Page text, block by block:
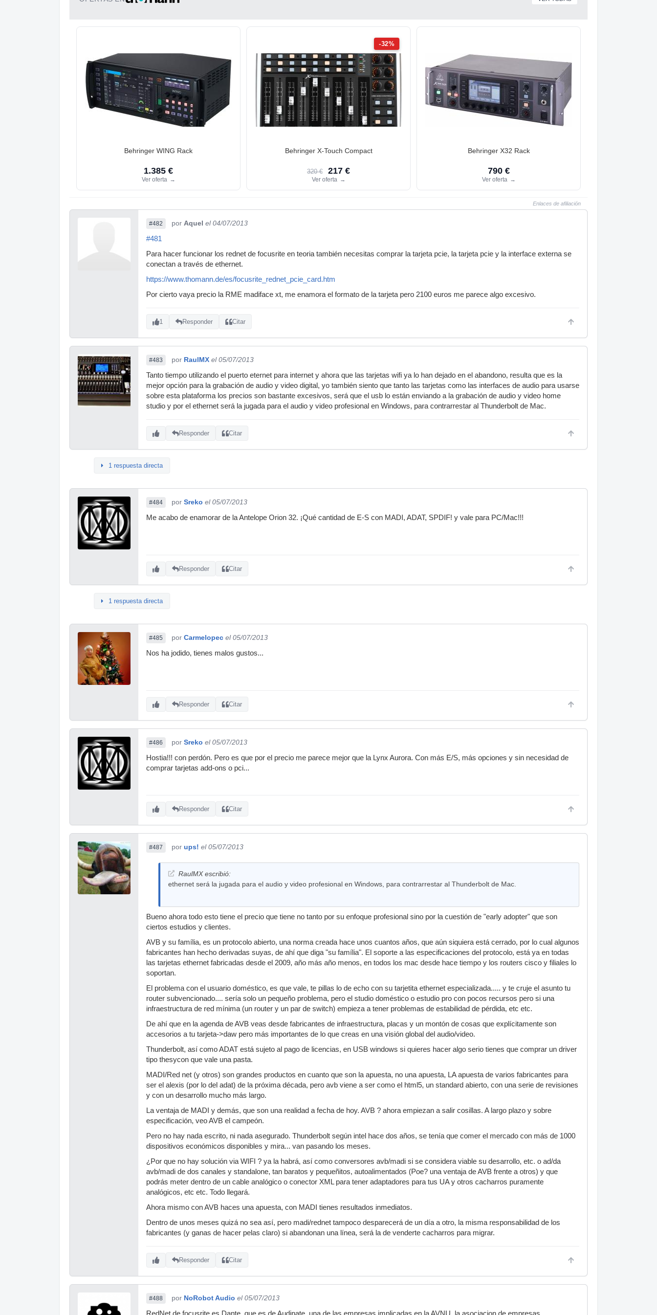
Behringer WING Rack
1.385 €
Ver oferta →
-32%
Behringer X-Touch Compact
320 € 217 €
Ver oferta →
Behringer X32 Rack
790 €
Ver oferta →
Enlaces de afiliación
#482 por Aquel el 04/07/2013
#481
Para hacer funcionar los rednet de focusrite en teoria también necesitas comprar la tarjeta pcie, la tarjeta pcie y la interface externa se
conectan a través de ethernet.
https://www.thomann.de/es/focusrite_rednet_pcie_card.htm
Por cierto vaya precio la RME madiface xt, me enamora el formato de la tarjeta pero 2100 euros me parece algo excesivo.
1 Responder Citar
#483 por RaulMX el 05/07/2013
Tanto tiempo utilizando el puerto eternet para internet y ahora que las tarjetas wifi ya lo han dejado en el abandono, resulta que es la
mejor opción para la grabación de audio y video digital, yo también siento que tanto las tarjetas como las interfaces de audio para usarse
sobre esta plataforma los precios son bastante excesivos, será que el usb lo están enviando a la grabación de audio y video home
studio y por el ethernet será la jugada para el audio y video profesional en Windows, para contrarrestar al Thunderbolt de Mac.
Responder Citar
1 respuesta directa
#484 por Sreko el 05/07/2013
Me acabo de enamorar de la Antelope Orion 32. ¡Qué cantidad de E-S con MADI, ADAT, SPDIF! y vale para PC/Mac!!!
Responder Citar
1 respuesta directa
#485 por Carmelopec el 05/07/2013
Nos ha jodido, tienes malos gustos...
Responder Citar
#486 por Sreko el 05/07/2013
Hostia!!! con perdón. Pero es que por el precio me parece mejor que la Lynx Aurora. Con más E/S, más opciones y sin necesidad de
comprar tarjetas add-ons o pci...
Responder Citar
#487 por ups! el 05/07/2013
RaulMX escribió:
ethernet será la jugada para el audio y video profesional en Windows, para contrarrestar al Thunderbolt de Mac.
Bueno ahora todo esto tiene el precio que tiene no tanto por su enfoque profesional sino por la cuestión de "early adopter" que son
ciertos estudios y clientes.
AVB y su família, es un protocolo abierto, una norma creada hace unos cuantos años, que aún siquiera está cerrado, por lo cual algunos
fabricantes han hecho derivadas suyas, de ahí que diga "su família". El soporte a las especificaciones del protocolo, está ya en todas
las tarjetas ethernet fabricadas desde el 2009, año más año menos, en todos los mac desde hace tiempo y los routers cisco y filiales lo
soportan.
El problema con el usuario doméstico, es que vale, te pillas lo de echo con su tarjetita ethernet especializada..... y te cruje el asunto tu
router subvencionado.... sería solo un pequeño problema, pero el studio doméstico o estudio pro con pocos recursos pero si una
infraestructura de red mínima (un router y un par de switch) empieza a tener problemas de estabilidad de pérdida, etc etc.
De ahí que en la agenda de AVB veas desde fabricantes de infraestructura, placas y un montón de cosas que explícitamente son
accesorios a tu tarjeta->daw pero más importantes de lo que creas en una visión global del audio/video.
Thunderbolt, así como ADAT está sujeto al pago de licencias, en USB windows si quieres hacer algo serio tienes que comprar un driver
tipo thesycon que vale una pasta.
MADI/Red net (y otros) son grandes productos en cuanto que son la apuesta, no una apuesta, LA apuesta de varios fabricantes para
ser el alexis (por lo del adat) de la próxima década, pero avb viene a ser como el html5, un standard abierto, con una serie de revisiones
y con un desarrollo mucho más largo.
La ventaja de MADI y demás, que son una realidad a fecha de hoy. AVB ? ahora empiezan a salir cosillas. A largo plazo y sobre
especificación, veo AVB el campeón.
Pero no hay nada escrito, ni nada asegurado. Thunderbolt según intel hace dos años, se tenía que comer el mercado con más de 1000
dispositivos económicos disponibles y mira... van pasando los meses.
¿Por que no hay solución via WIFI ? ya la habrá, así como conversores avb/madi si se considera viable su desarrollo, etc. o ad/da
avb/madi de dos canales y standalone, tan baratos y pequeñitos, autoalimentados (Poe? una ventaja de AVB frente a otros) y que
podrás meter dentro de un cable analógico o conector XML para tener adaptadores para tus UA y otros cacharros puramente
analógicos, etc etc. Todo llegará.
Ahora mismo con AVB haces una apuesta, con MADI tienes resultados inmediatos.
Dentro de unos meses quizá no sea así, pero madi/rednet tampoco desparecerá de un día a otro, la misma responsabilidad de los
fabricantes (y ganas de hacer pelas claro) si abandonan una línea, será la de venderte cacharros para migrar.
Responder Citar
#488 por NoRobot Audio el 05/07/2013